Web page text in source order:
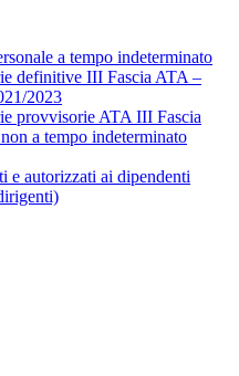
a tempo indeterminato
definitive III Fascia ATA –
2023
provvisorie ATA III Fascia
a tempo indeterminato
e autorizzati ai dipendenti